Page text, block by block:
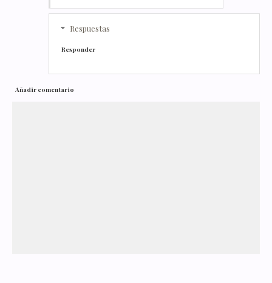
Respuestas
Responder
Añadir comentario